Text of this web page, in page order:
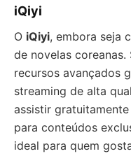
iQiyi
O iQiyi, embora seja
de novelas
recursos avançados
streaming de alta
assistir
para conteúdos
ideal para quem